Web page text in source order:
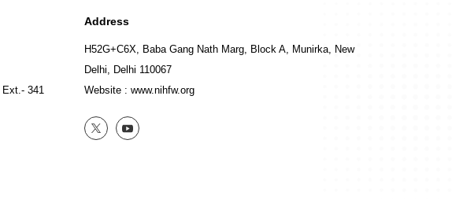
Ext.- 341
Address
H52G+C6X, Baba Gang Nath Marg, Block A, Munirka, New
Delhi, Delhi 110067
Website : www.nihfw.org